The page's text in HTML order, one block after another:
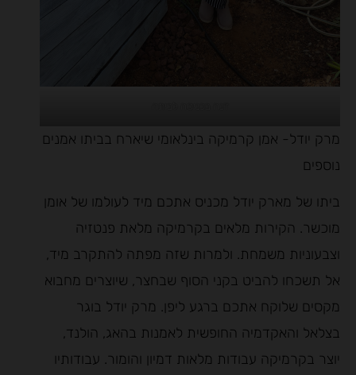
מרק יודל- אמן קרמיקה בינלאומי שיארח בביתו אמנים
נוספים
ביתו של מארק יודל מכניס אתכם מיד לעולמו של אומן
מוכשר. הקירות מלאים בקרמיקה מלאת פנטזיה
וצבעוניות משמחת. ולמרות שזה מפתה להתקרב מיד,
אל תשכחו להביט בקני הסוף שבחצר, שיוצרים מחבוא
מקסים שלוקח אתכם ברגע ליפן. מרק יודל בוגר
בצלאל והאקדמיה החופשית לאמנות בהאג, הולנד,
יוצר בקרמיקה עבודות מלאות דמיון והומור. עבודותיו